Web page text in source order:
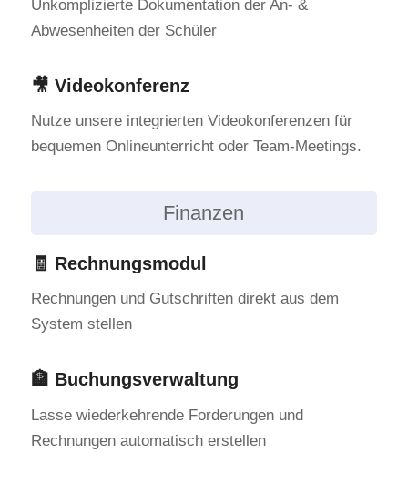
Unkomplizierte Dokumentation der An- &
Abwesenheiten der Schüler
🎥 Videokonferenz
Nutze unsere integrierten Videokonferenzen für
bequemen Onlineunterricht oder Team-Meetings.
Finanzen
🧾 Rechnungsmodul
Rechnungen und Gutschriften direkt aus dem
System stellen
🏦 Buchungsverwaltung
Lasse wiederkehrende Forderungen und
Rechnungen automatisch erstellen